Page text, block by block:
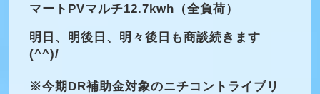
マートPVマルチ12.7kwh（全負荷）
明日、明後日、明々後日も商談続きます
(^^)/
※今期DR補助金対象のニチコントライブリ